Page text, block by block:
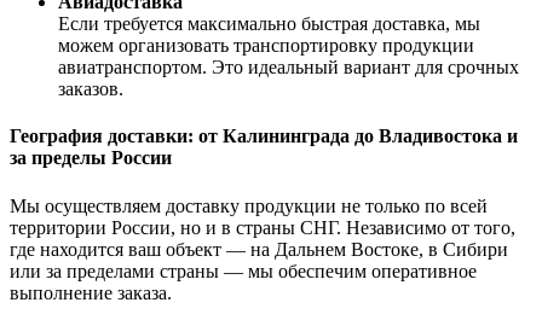
Если требуется максимально быстрая доставка, мы
можем организовать транспортировку продукции
авиатранспортом. Это идеальный вариант для срочных
заказов.
География доставки: от Калининграда до Владивостока и
за пределы России
Мы осуществляем доставку продукции не только по всей
территории России, но и в страны СНГ. Независимо от того,
где находится ваш объект — на Дальнем Востоке, в Сибири
или за пределами страны — мы обеспечим оперативное
выполнение заказа.